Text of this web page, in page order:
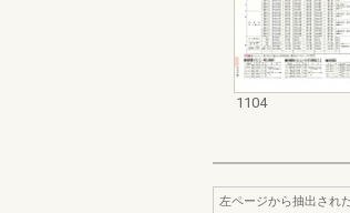
1104
左ページから抽出され